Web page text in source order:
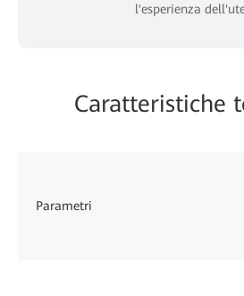
l'esperienza
Caratteristiche
Parametri